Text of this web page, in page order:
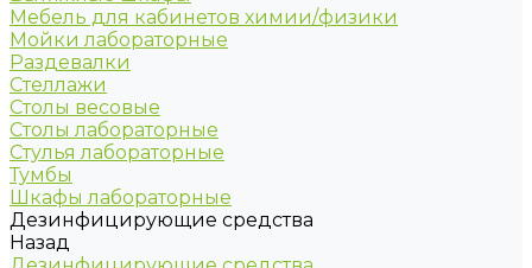
Мебель для кабинетов химии/физики
Мойки лабораторные
Раздевалки
Стеллажи
Столы весовые
Столы лабораторные
Стулья лабораторные
Тумбы
Шкафы лабораторные
Дезинфицирующие средства
Назад